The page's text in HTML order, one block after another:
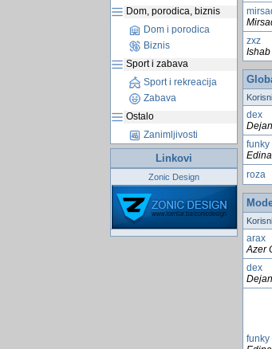
Dom, porodica, biznis
Dom i porodica
Biznis
Sport i zabava
Sport i rekreacija
Zabava
Ostalo
Zanimljivosti
Linkovi
Zonic Design
zxz
dex
funky
roza
arax
Azer
dex
funky